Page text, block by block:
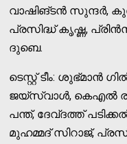
വാഷിങ്ടന്‍ സുന്ദര്‍,
പ്രസിദ്ധ് കൃഷ്ണ,
ദുബെ.
ടെസ്റ്റ് ടീം: ശുഭ്മാന്‍
ജയ്‌സ്വാള്‍, കെഎല്‍
പന്ത്, ദേവ്ദത്ത്
മുഹമ്മദ് സിറാജ്,